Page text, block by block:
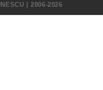
| 2006-2026